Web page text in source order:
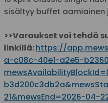
sisältyy buffet aamiainen
>>Varaukset voi tehdä
linkillä:https://
a-c08c-40e1-a2e5-
21&mewsEnd=2026-04-